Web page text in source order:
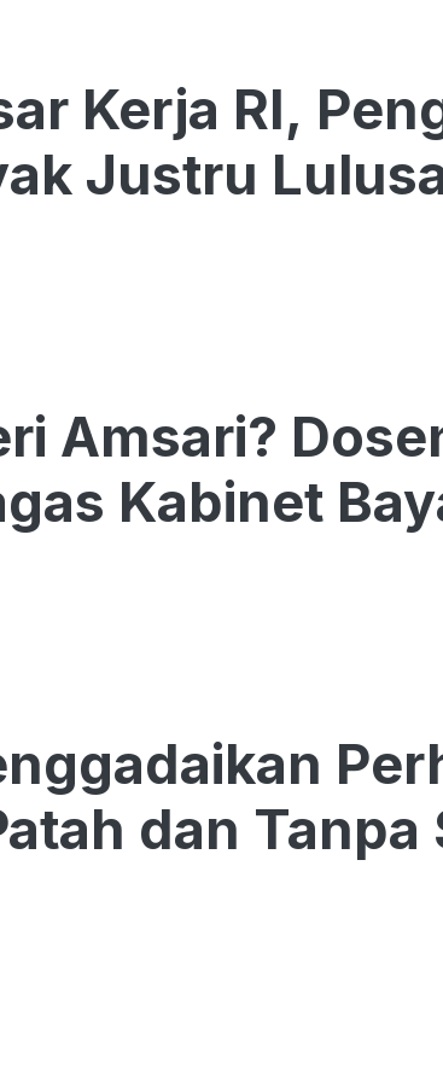
Kerja RI,
Justru
Amsari?
Kabinet
dan Tanpa